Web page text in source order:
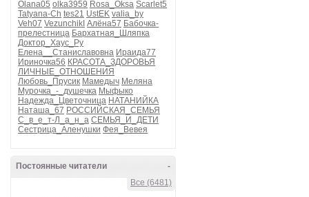
Olana05 olka3959 Rosa_Oksa Scarlet5
Tatyana-Ch tes21 UstEK valia_by
Veh07 VezunchikI Алёна57 Бабочка-
прелестница Бархатная_Шляпка
Доктор_Хаус_Ру
Елена__Станиславовна Ираида77
Ириночка56 КРАСОТА_ЗДОРОВЬЯ
ЛИЧНЫЕ_ОТНОШЕНИЯ
Любовь_Прусик Мамедыч Меляна
Мурочка_-_душечка Мыфыко
Надежда_Цветочница НАТАНИЙКА
Наташа_67 РОССИЙСКАЯ_СЕМЬЯ
С_в_е_т-Л_а_н_а СЕМЬЯ_И_ДЕТИ
Сестрица_Аленушки Фея_Вевея
-
Постоянные читатели
Все (6481)